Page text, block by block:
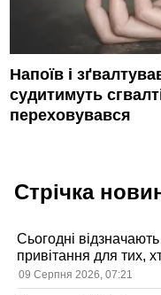
Напоїв і
судитимуть
переховувався
Стрічка
Сьогодні
привітання для тих,
09 Серпня 2026, 07:21